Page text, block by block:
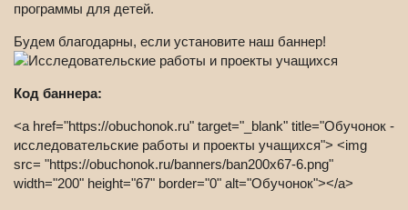
программы для детей.
Будем благодарны, если установите наш баннер!
Код баннера:
<a href="https://obuchonok.ru" target="_blank" title="Обучонок -
исследовательские работы и проекты учащихся"> <img
src= "https://obuchonok.ru/banners/ban200x67-6.png"
width="200" height="67" border="0" alt="Обучонок"></a>